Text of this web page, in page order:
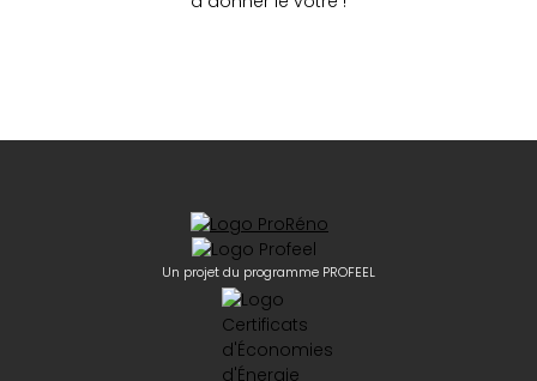
Un projet du programme PROFEEL